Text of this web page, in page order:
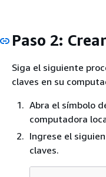
Paso 2:
Siga el siguiente
claves en su
Abra el símbolo
computadora
Ingrese el
claves.